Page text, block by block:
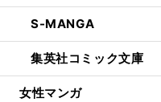
S-MANGA
集英社コミック文庫
女性マンガ